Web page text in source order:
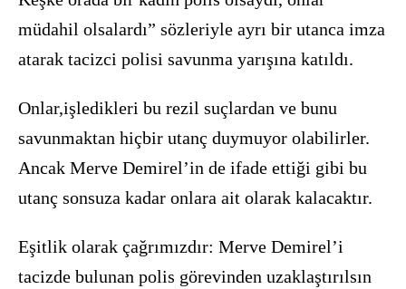
müdahil olsalardı” sözleriyle ayrı bir utanca imza
atarak tacizci polisi savunma yarışına katıldı.
Onlar,işledikleri bu rezil suçlardan ve bunu
savunmaktan hiçbir utanç duymuyor olabilirler.
Ancak Merve Demirel’in de ifade ettiği gibi bu
utanç sonsuza kadar onlara ait olarak kalacaktır.
Eşitlik olarak çağrımızdır: Merve Demirel’i
tacizde bulunan polis görevinden uzaklaştırılsın